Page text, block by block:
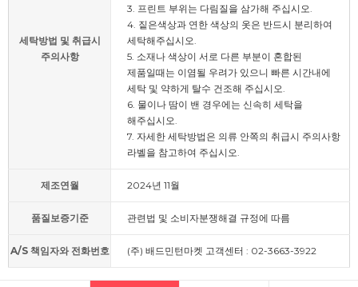
세탁방법 및 취급시
주의사항
3. 프린트 부위는 다림질을 삼가해 주십시오.
4. 짙은색상과 연한 색상의 옷은 반드시 분리하여
세탁해주십시오.
5. 소재나 색상이 서로 다른 부분이 혼합된
제품일때는 이염될 우려가 있으니 빠른 시간내에
세탁 및 약하게 탈수 건조해 주십시오.
6. 물이나 땀이 밴 경우에는 신속히 세탁을
해주십시오.
7. 자세한 세탁방법은 의류 안쪽의 취급시 주의사항
라벨을 참고하여 주십시오.
제조연월 2024년 11월
품질보증기준 관련법 및 소비자분쟁해결 규정에 따름
A/S 책임자와 전화번호 (주) 배드민턴마켓 고객센터 : 02-3663-3922